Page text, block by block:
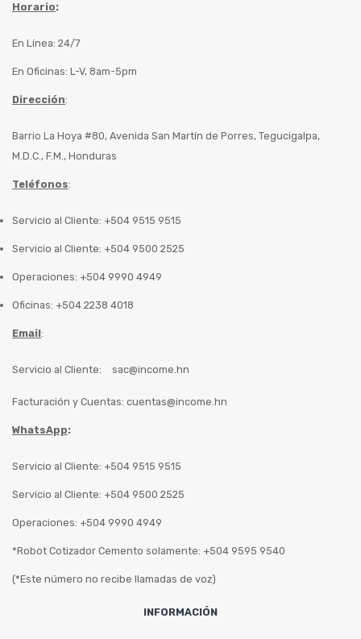
Horario:
En Línea: 24/7
En Oficinas: L-V, 8am-5pm
Dirección:
Barrio La Hoya #80, Avenida San Martín de Porres, Tegucigalpa,
M.D.C., F.M., Honduras
Teléfonos:
Servicio al Cliente: +504 9515 9515
Servicio al Cliente: +504 9500 2525
Operaciones: +504 9990 4949
Oficinas: +504 2238 4018
Email:
Servicio al Cliente: sac@income.hn
Facturación y Cuentas: cuentas@income.hn
WhatsApp:
Servicio al Cliente: +504 9515 9515
Servicio al Cliente: +504 9500 2525
Operaciones: +504 9990 4949
*Robot Cotizador Cemento solamente: +504 9595 9540
(*Este número no recibe llamadas de voz)
INFORMACIÓN